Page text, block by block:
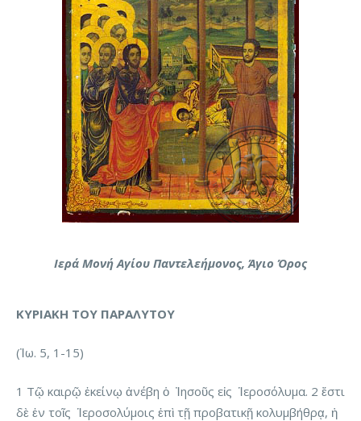
Ιερά Μονή Αγίου Παντελεήμονος, Άγιο Όρος
ΚΥΡΙΑΚΗ ΤΟΥ ΠΑΡΑΛΥΤΟΥ
(Ἰω. 5, 1-15)
1 Τῷ καιρῷ ἐκείνῳ ἀνέβη ὁ Ἰησοῦς εἰς Ἱεροσόλυμα. 2 ἔστι
δὲ ἐν τοῖς Ἱεροσολύμοις ἐπὶ τῇ προβατικῇ κολυμβήθρᾳ, ἡ